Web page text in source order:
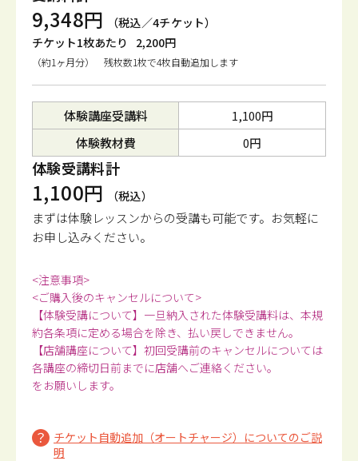
9,348円
（税込／4チケット）
チケット1枚あたり
2,200円
（約1ヶ月分） 残枚数1枚で4枚自動追加します
体験講座受講料
1,100円
体験教材費
0円
体験受講料計
1,100円 （税込）
まずは体験レッスンからの受講も可能です。 お気軽に
お申し込みください。
<注意事項>
<ご購入後のキャンセルについて>
【体験受講について】一旦納入された体験受講料は、本規
約各条項に定める場合を除き、払い戻しできません。
【店舗講座について】初回受講前のキャンセルについては
各講座の締切日前までに店舗へご連絡ください。
をお願いします。
チケット自動追加（オートチャージ）についてのご説
明